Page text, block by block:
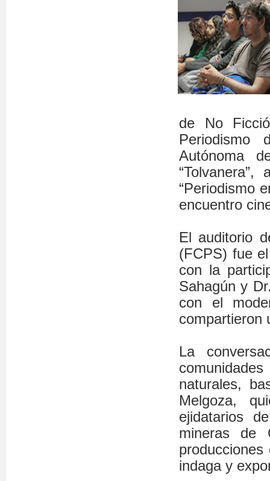
de No
Periodismo
Autónoma
“Periodismo
encuentro
El auditorio
(FCPS) fue
con la
Sahagún y
con el
compartieron
La
naturales,
Melgoza,
ejidatarios
mineras de
indaga y